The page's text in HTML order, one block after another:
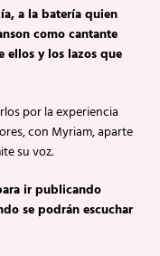
a la batería quien
como cantante
y los lazos que
por la experiencia
con Myriam, aparte
su voz.
ir publicando
se podrán escuchar